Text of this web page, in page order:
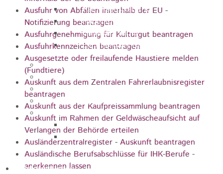
Raiffeisenstraße 10
Hauptstraße 30
Gmünder Str. 5
Ev. Pfarrhaus Hauptstraße 46
Gewerbegebiete
Unternehmen
Starkregenrisiko und Hochwasser
Breitbandausbau
Breitbandausbau Graue Flecken
Breitband - Eigenwirtschaftlicher
Ausbau - TNG
Informationen
Ausfuhr von Abfällen innerhalb der EU -
Notifizierung beantragen
Ausfuhrgenehmigung für Kulturgut beantragen
Ausfuhrkennzeichen beantragen
Ausgesetzte oder freilaufende Haustiere melden
(Fundtiere)
Auskunft aus dem Zentralen Fahrerlaubnisregister
beantragen
Auskunft aus der Kaufpreissammlung beantragen
Auskunft im Rahmen der Geldwäscheaufsicht auf
Verlangen der Behörde erteilen
Ausländerzentralregister - Auskunft beantragen
Ausländische Berufsabschlüsse für IHK-Berufe -
anerkennen lassen